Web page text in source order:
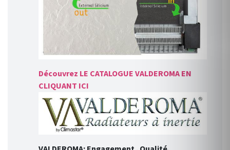
Découvrez LE CATALOGUE VALDEROMA EN
CLIQUANT ICI